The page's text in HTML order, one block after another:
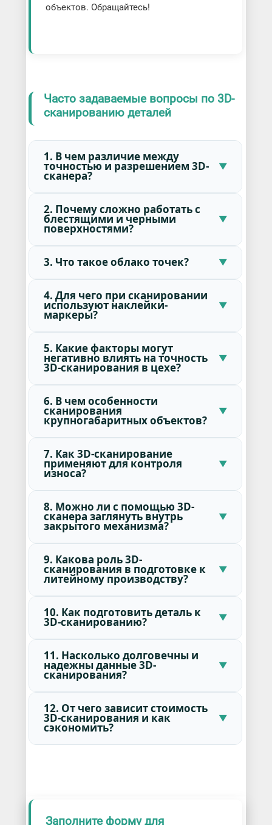
объектов. Обращайтесь!
Часто задаваемые вопросы по 3D-
сканированию деталей
1. В чем различие между
точностью и разрешением 3D-
сканера?
2. Почему сложно работать с
блестящими и черными
поверхностями?
3. Что такое облако точек?
4. Для чего при сканировании
используют наклейки-
маркеры?
5. Какие факторы могут
негативно влиять на точность
3D-сканирования в цехе?
6. В чем особенности
сканирования
крупногабаритных объектов?
7. Как 3D-сканирование
применяют для контроля
износа?
8. Можно ли с помощью 3D-
сканера заглянуть внутрь
закрытого механизма?
9. Какова роль 3D-
сканирования в подготовке к
литейному производству?
10. Как подготовить деталь к
3D-сканированию?
11. Насколько долговечны и
надежны данные 3D-
сканирования?
12. От чего зависит стоимость
3D-сканирования и как
сэкономить?
Заполните форму для